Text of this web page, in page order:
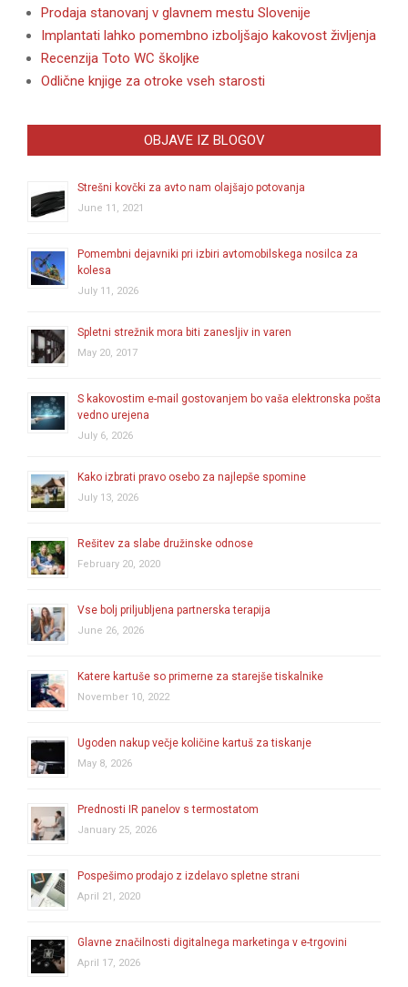
Prodaja stanovanj v glavnem mestu Slovenije
Implantati lahko pomembno izboljšajo kakovost življenja
Recenzija Toto WC školjke
Odlične knjige za otroke vseh starosti
OBJAVE IZ BLOGOV
Strešni kovčki za avto nam olajšajo potovanja
June 11, 2021
Pomembni dejavniki pri izbiri avtomobilskega nosilca za
kolesa
July 11, 2026
Spletni strežnik mora biti zanesljiv in varen
May 20, 2017
S kakovostim e-mail gostovanjem bo vaša elektronska pošta
vedno urejena
July 6, 2026
Kako izbrati pravo osebo za najlepše spomine
July 13, 2026
Rešitev za slabe družinske odnose
February 20, 2020
Vse bolj priljubljena partnerska terapija
June 26, 2026
Katere kartuše so primerne za starejše tiskalnike
November 10, 2022
Ugoden nakup večje količine kartuš za tiskanje
May 8, 2026
Prednosti IR panelov s termostatom
January 25, 2026
Pospešimo prodajo z izdelavo spletne strani
April 21, 2020
Glavne značilnosti digitalnega marketinga v e-trgovini
April 17, 2026